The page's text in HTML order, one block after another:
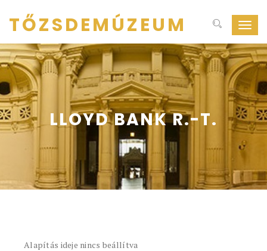
ki-
be
TŐZSDEMÚZEUM
LLOYD BANK R.-T.
Alapítás ideje nincs beállítva